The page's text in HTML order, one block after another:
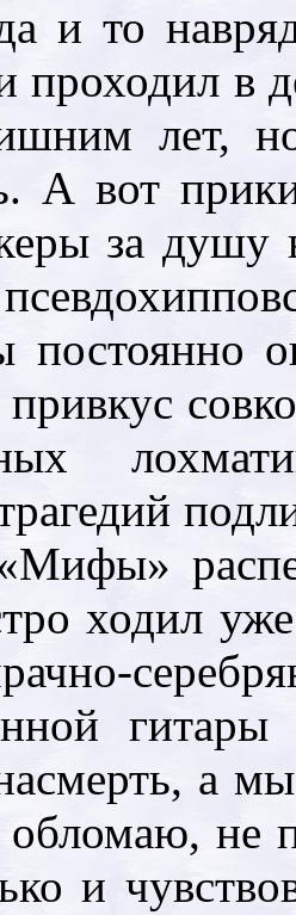
и то
проходил в
лет,
А вот
за душу
постоянно
ходил
а
обломаю, не
и